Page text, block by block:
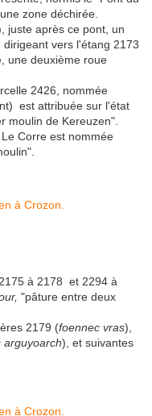
zone déchirée.
juste après ce pont, un
vers l'étang 2173
une deuxième roue
2426, nommée
est attribuée sur l'état
moulin de Kereuzen".
Corre est nommée
à 2178 et 2294 à
"pâture entre deux
2179 (foennec vras),
arguyoarch), et suivantes